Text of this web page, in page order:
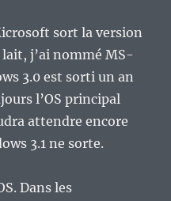
sort la version
lait, j’ai nommé MS-
3.0 est sorti un an
l’OS principal
attendre encore
3.1 ne sorte.
Dans les